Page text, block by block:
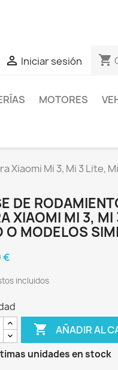
 Iniciar sesión shopping_cart
MOTORES
Mi 3, Mi 3 Lite,
DE
XIAOMI MI 3,
O MODELOS
€
incluidos
 AÑADIR AL
unidades en stock